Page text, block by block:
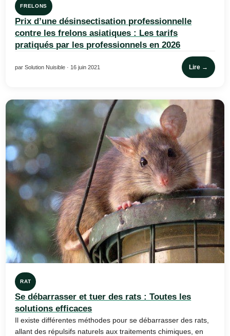
FRELONS
Prix d’une désinsectisation professionnelle
contre les frelons asiatiques : Les tarifs
pratiqués par les professionnels en 2026
par Solution Nuisible · 16 juin 2021 Lire →
RAT
Se débarrasser et tuer des rats : Toutes les
solutions efficaces
Il existe différentes méthodes pour se débarrasser des rats,
allant des répulsifs naturels aux traitements chimiques, en